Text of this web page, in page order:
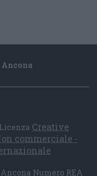
Creative
commerciale -
Numero REA